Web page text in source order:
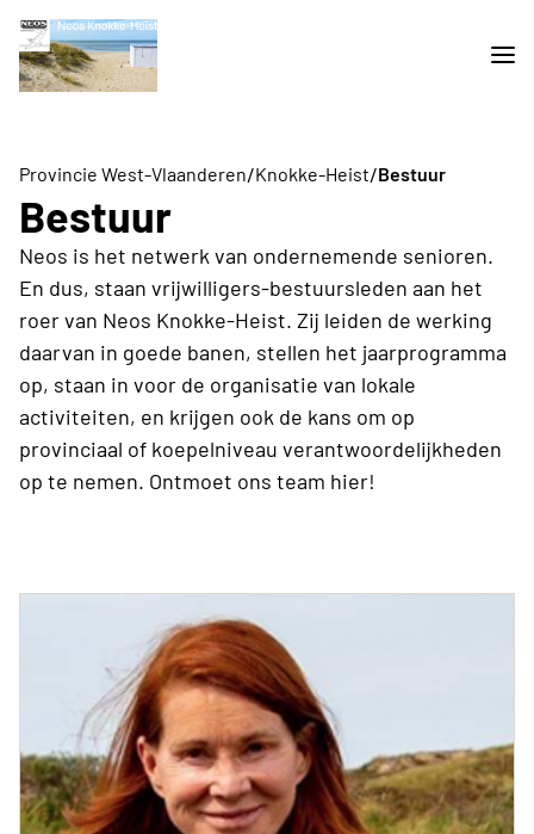
Provincie West-Vlaanderen/Knokke-Heist/Bestuur
Bestuur
Neos is het netwerk van ondernemende senioren.
En dus, staan vrijwilligers-bestuursleden aan het
roer van Neos Knokke-Heist. Zij leiden de werking
daarvan in goede banen, stellen het jaarprogramma
op, staan in voor de organisatie van lokale
activiteiten, en krijgen ook de kans om op
provinciaal of koepelniveau verantwoordelijkheden
op te nemen. Ontmoet ons team hier!